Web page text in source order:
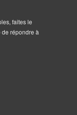
faites le
de répondre à